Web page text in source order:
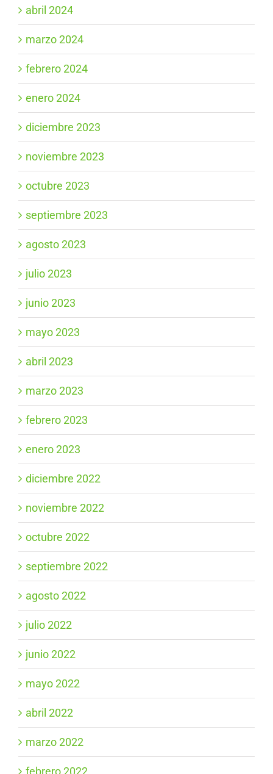
abril 2024
marzo 2024
febrero 2024
enero 2024
diciembre 2023
noviembre 2023
octubre 2023
septiembre 2023
agosto 2023
julio 2023
junio 2023
mayo 2023
abril 2023
marzo 2023
febrero 2023
enero 2023
diciembre 2022
noviembre 2022
octubre 2022
septiembre 2022
agosto 2022
julio 2022
junio 2022
mayo 2022
abril 2022
marzo 2022
febrero 2022